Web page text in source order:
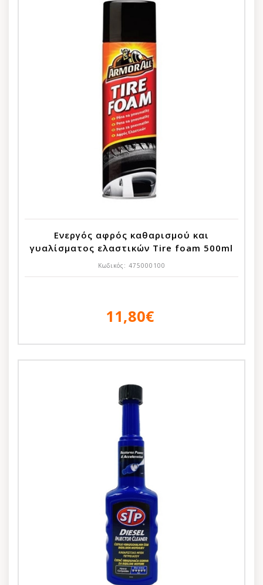
Ενεργός αφρός καθαρισμού και
γυαλίσματος ελαστικών Tire foam 500ml
Κωδικός: 475000100
11,80€